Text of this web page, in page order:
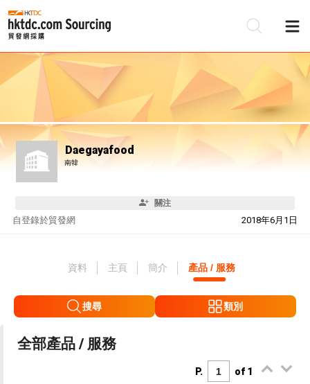
Daegayafood
南韓
關注
自 2018年6月1日
登錄於貿發網
資料 主頁 簡介 產品 / 服務
搜尋 類別
全部產品 / 服務
P. of 1